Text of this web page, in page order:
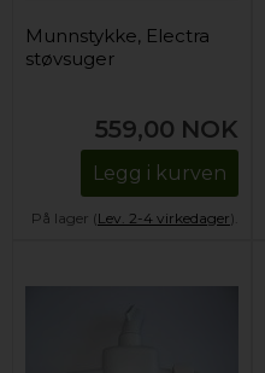
Munnstykke, Electra
støvsuger
559,00 NOK
Legg i kurven
På lager (Lev. 2-4 virkedager).